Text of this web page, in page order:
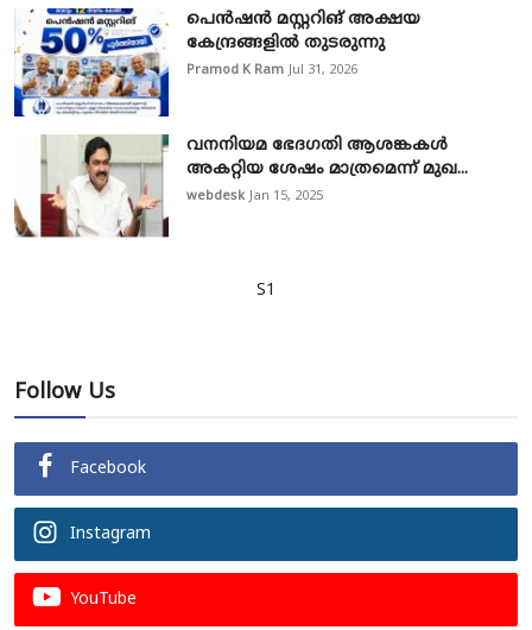
പെൻഷൻ മസ്റ്ററിങ് അക്ഷയ
കേന്ദ്രങ്ങളിൽ തുടരുന്നു
Pramod K Ram Jul 31, 2026
വനനിയമ ഭേദഗതി ആശങ്കകൾ
അകറ്റിയ ശേഷം മാത്രമെന്ന് മുഖ...
webdesk Jan 15, 2025
S1
Follow Us
Facebook
Instagram
YouTube